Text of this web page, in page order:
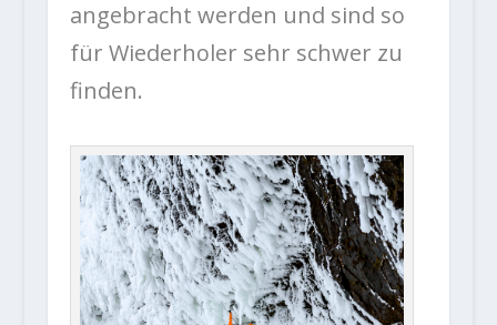
angebracht werden und sind so
für Wiederholer sehr schwer zu
finden.